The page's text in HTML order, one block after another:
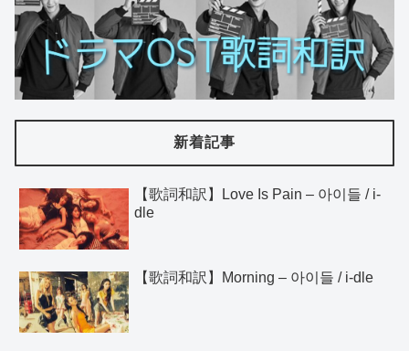
新着記事
【歌詞和訳】Love Is Pain – 아이들 / i-
dle
【歌詞和訳】Morning – 아이들 / i-dle